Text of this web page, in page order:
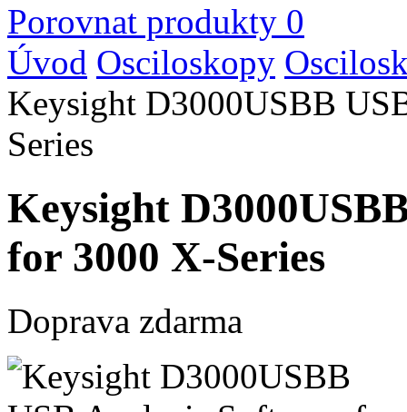
Porovnat produkty 0
Úvod Osciloskopy
Keysight D3000USBB
Series
Keysight
for 3000 X-Series
Doprava zdarma